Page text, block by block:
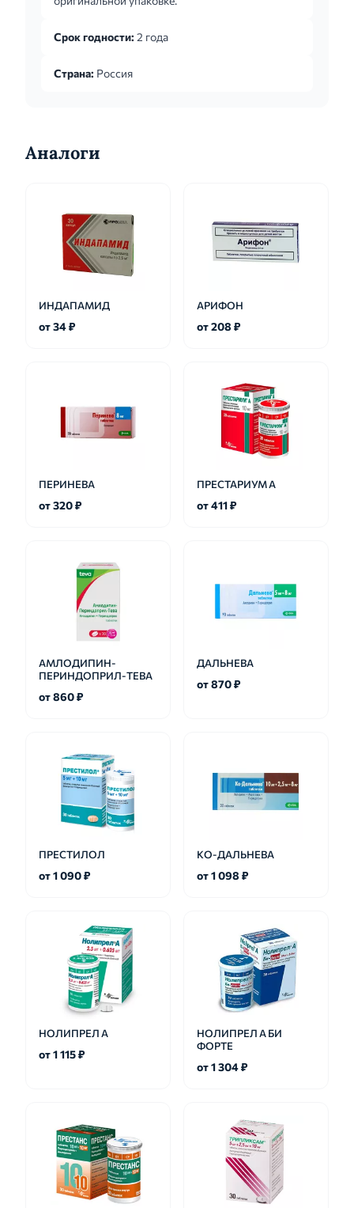
после монотерапии одним из входящих в
и индапамида). Дозы приводятся для
начальная доза - по 1 таблетке 0,625мг+2мг 1
Срок годности: 2 года
Страна: Россия
Аналоги
ИНДАПАМИД
от 34 ₽
АРИФОН
от 208 ₽
ПЕРИНЕВА
от 320 ₽
ПРЕСТАРИУМ А
от 411 ₽
АМЛОДИПИН-
ПЕРИНДОПРИЛ-ТЕВА
от 860 ₽
ДАЛЬНЕВА
от 870 ₽
ПРЕСТИЛОЛ
от 1 090 ₽
КО-ДАЛЬНЕВА
от 1 098 ₽
НОЛИПРЕЛ А
от 1 115 ₽
НОЛИПРЕЛ А БИ
ФОРТЕ
от 1 304 ₽